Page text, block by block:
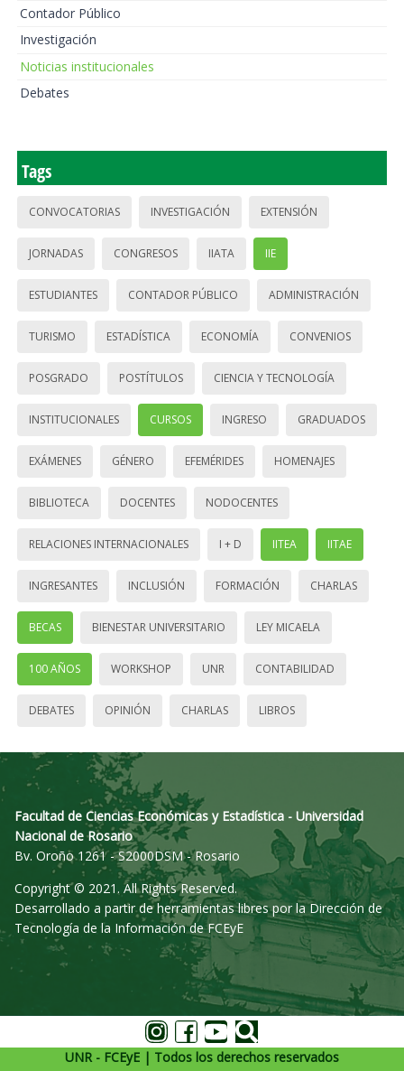
Contador Público
Investigación
Noticias institucionales
Debates
Tags
CONVOCATORIAS INVESTIGACIÓN EXTENSIÓN
JORNADAS CONGRESOS IIATA IIE
ESTUDIANTES CONTADOR PÚBLICO ADMINISTRACIÓN
TURISMO ESTADÍSTICA ECONOMÍA CONVENIOS
POSGRADO POSTÍTULOS CIENCIA Y TECNOLOGÍA
INSTITUCIONALES CURSOS INGRESO GRADUADOS
EXÁMENES GÉNERO EFEMÉRIDES HOMENAJES
BIBLIOTECA DOCENTES NODOCENTES
RELACIONES INTERNACIONALES I + D IITEA IITAE
INGRESANTES INCLUSIÓN FORMACIÓN CHARLAS
BECAS BIENESTAR UNIVERSITARIO LEY MICAELA
100 AÑOS WORKSHOP UNR CONTABILIDAD
DEBATES OPINIÓN CHARLAS LIBROS
Facultad de Ciencias Económicas y Estadística - Universidad
Nacional de Rosario
Bv. Oroño 1261 - S2000DSM - Rosario
Copyright © 2021. All Rights Reserved.
Desarrollado a partir de herramientas libres por la Dirección de
Tecnología de la Información de FCEyE
UNR - FCEyE | Todos los derechos reservados